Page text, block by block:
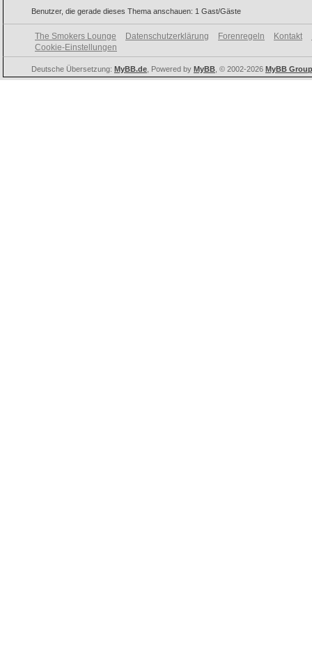
Benutzer, die gerade dieses Thema anschauen: 1 Gast/Gäste
The Smokers Lounge Datenschutzerklärung Forenregeln Kontakt
Cookie-Einstellungen
Deutsche Übersetzung: MyBB.de , Powered by MyBB , © 2002-2026 MyBB Group